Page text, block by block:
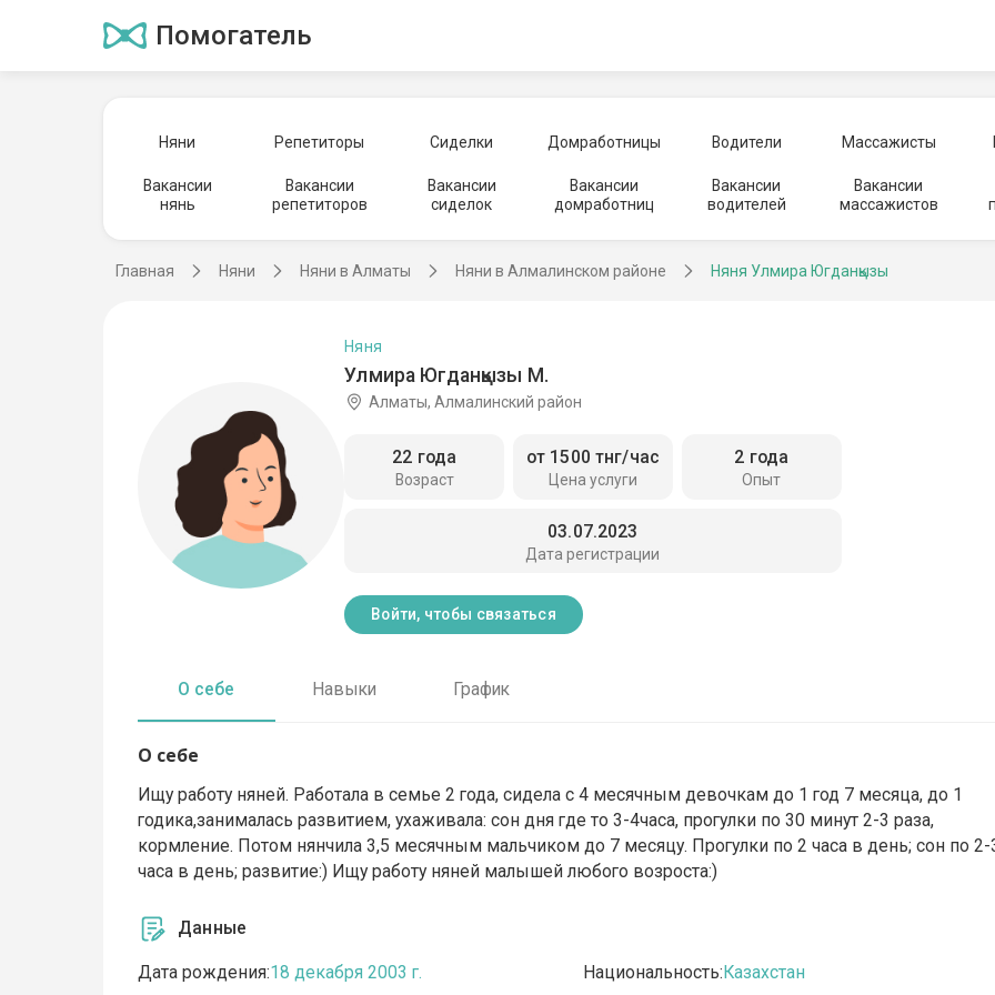
Помогатель
Няни Репетиторы Сиделки Домработницы Водители Массажисты
Вакансии
нянь
Вакансии
репетиторов
Вакансии
сиделок
Вакансии
домработниц
Вакансии
водителей
Вакансии
массажистов
Главная Няни Няни в Алматы Няни в Алмалинском районе Няня Улмира Югданқызы
Улмира Югданқызы М.
Няня
Алматы, Алмалинский район
Возраст
22 года
Цена услуги
от 1500 тнг/час
Опыт
2 года
Дата регистрации
03.07.2023
Войти, чтобы связаться
О себе Навыки График
О себе
Ищу работу няней. Работала в семье 2 года, сидела с 4 месячным девочкам до 1 год 7 месяца, до 1
годика,занималась развитием, ухаживала: сон дня где то 3-4часа, прогулки по 30 минут 2-3 раза,
кормление. Потом нянчила 3,5 месячным мальчиком до 7 месяцу. Прогулки по 2 часа в день; сон по 2-
часа в день; развитие:) Ищу работу няней малышей любого возроста:)
Данные
Дата рождения:18 декабря 2003 г. Национальность:Казахстан